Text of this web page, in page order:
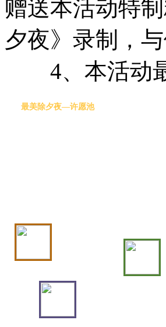
赠送本活动特
夕夜》录制，
4、本活动最
最美除夕夜—许愿池